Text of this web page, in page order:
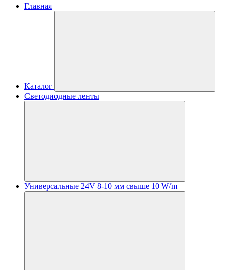
Главная
Каталог
Светодиодные ленты
Универсальные 24V 8-10 мм свыше 10 W/m